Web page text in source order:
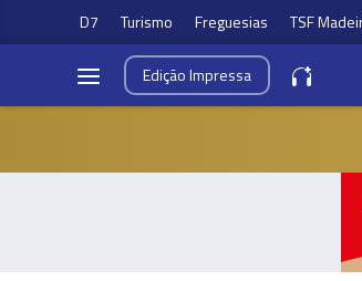
D7 Turismo Freguesias TSF
EdiçãoImpressa